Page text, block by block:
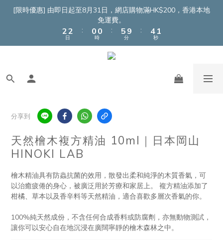
[限時優惠] 由即日起至8月31日，網店購物滿HK$200，香港本地
免運費。
4
2
1
4
2
1
日
:
2
0
2
1
0
時
:
7
6
5
4
9
8
分
:
6
4
3
3
1
0
秒
分享到
天然檜木複方精油 10ml｜日本岡山
HINOKI LAB
檜木精油具有防蟲抗菌的效用，散發出柔和純淨的木質香氣，可
以治癒疲倦的身心，被廣泛用於芳療和家居上。 複方精油添加了
柑橘、草本以及香辛料等天然精油，適合喜歡多層次香氣的你。
100%純天然成份，不含任何合成香料或防腐劑，亦無動物測試，
讓你可以安心自在地沉浸在廣闊寧靜的檜木森林之中。